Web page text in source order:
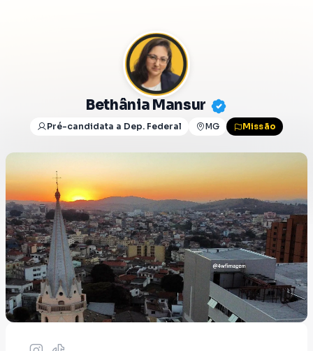
Bethânia Mansur
Pré-candidata a Dep. Federal MG Missão